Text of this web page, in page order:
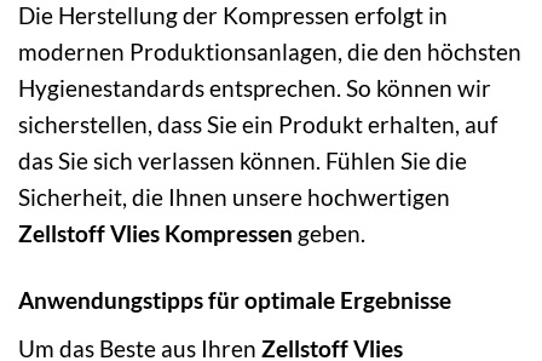
Die Herstellung der Kompressen erfolgt in
modernen Produktionsanlagen, die den höchsten
Hygienestandards entsprechen. So können wir
sicherstellen, dass Sie ein Produkt erhalten, auf
das Sie sich verlassen können. Fühlen Sie die
Sicherheit, die Ihnen unsere hochwertigen
Zellstoff Vlies Kompressen geben.
Anwendungstipps für optimale Ergebnisse
Um das Beste aus Ihren Zellstoff Vlies